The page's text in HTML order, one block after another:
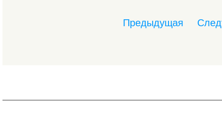
Предыдущая